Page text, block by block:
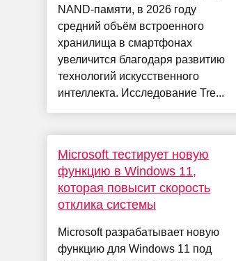
NAND-памяти, в 2026 году
средний объём встроенного
хранилища в смартфонах
увеличится благодаря развитию
технологий искусственного
интеллекта. Исследование Tre...
Microsoft тестирует новую
функцию в Windows 11,
которая повысит скорость
отклика системы
Microsoft разрабатывает новую
функцию для Windows 11 под